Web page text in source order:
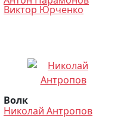
Виктор Юрченко
Волк
Николай Антропов